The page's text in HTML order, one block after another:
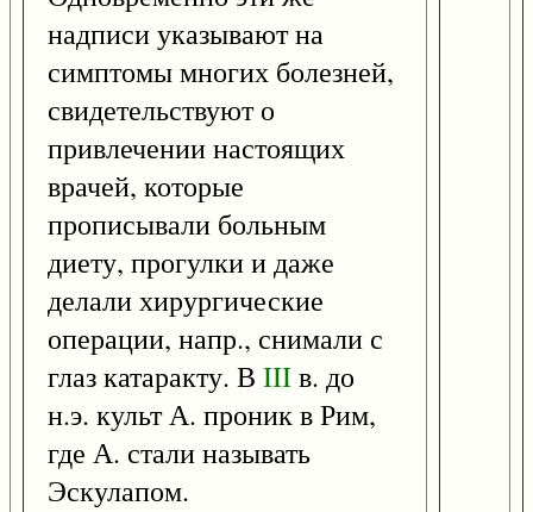
надписи указывают на
симптомы многих болезней,
свидетельствуют о
привлечении настоящих
врачей, которые
прописывали больным
диету, прогулки и даже
делали хирургические
операции, напр., снимали с
глаз катаракту. В IIIв. до
н.э. культ А. проник в Рим,
где А. стали называть
Эскулапом.